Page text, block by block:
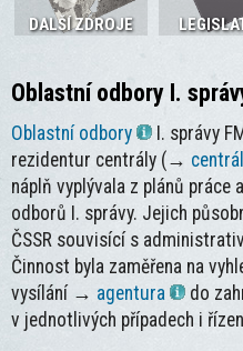
DALŠÍ ZDROJE
Oblastní odbory I.
Oblastní odbory
I. správy
rezidentur centrály (→
náplň vyplývala z plánů práce
odborů I. správy. Jejich
ČSSR souvisící s
Činnost byla zaměřena na
vysílání → agentura
do
v jednotlivých případech i